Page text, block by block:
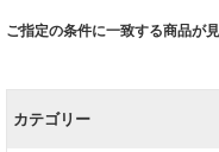
ご指定の条件に一致する商品が
カテゴリー